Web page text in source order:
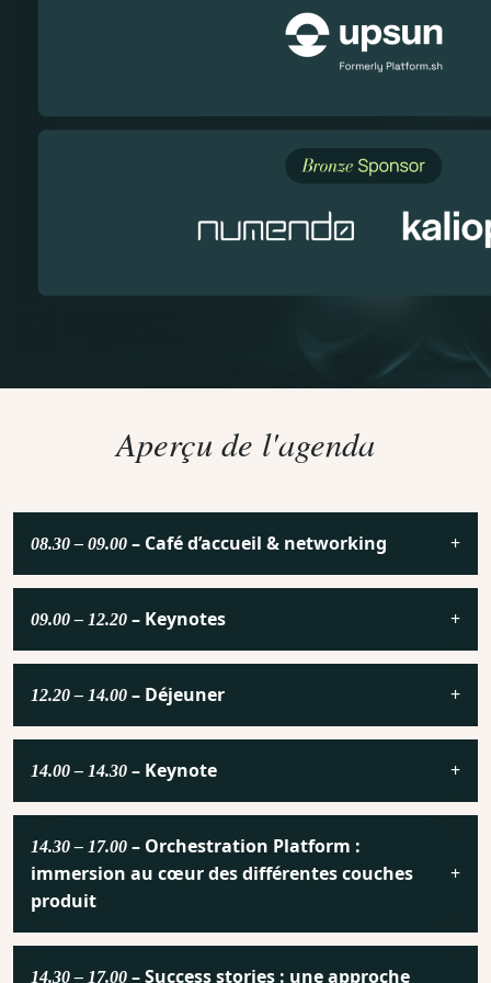
Aperçu de l'agenda
08.30 – 09.00 – Café d’accueil & networking
09.00 – 12.20 – Keynotes
12.20 – 14.00 – Déjeuner
14.00 – 14.30 – Keynote
14.30 – 17.00 – Orchestration Platform :
immersion au cœur des différentes couches
produit
14.30 – 17.00 – Success stories : une approche